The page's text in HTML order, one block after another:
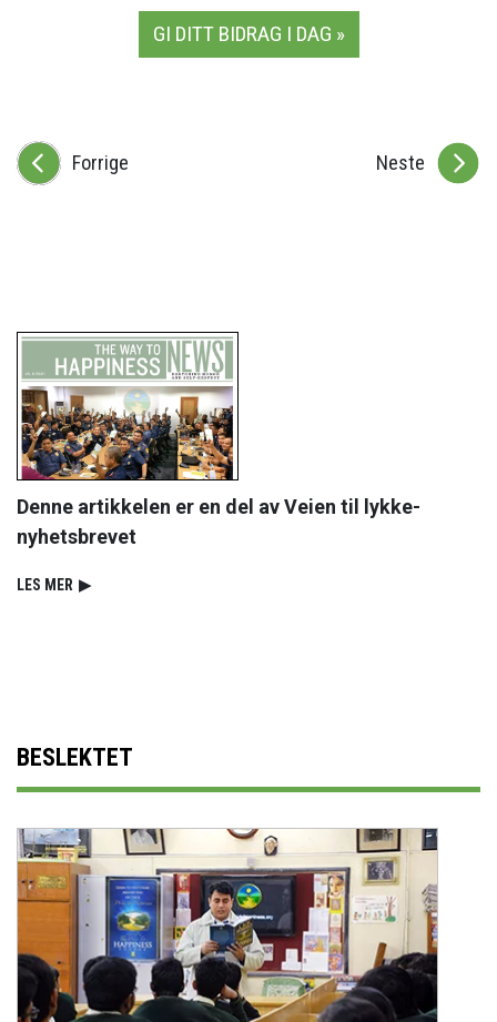
GI DITT BIDRAG I DAG »
Forrige Neste
Denne artikkelen er en del av Veien til lykke-
nyhetsbrevet
LES MER ▶
BESLEKTET